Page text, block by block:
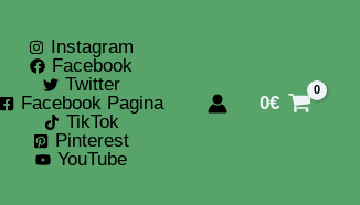
Instagram
Facebook
Twitter
Facebook Pagina
TikTok
Pinterest
YouTube
0€